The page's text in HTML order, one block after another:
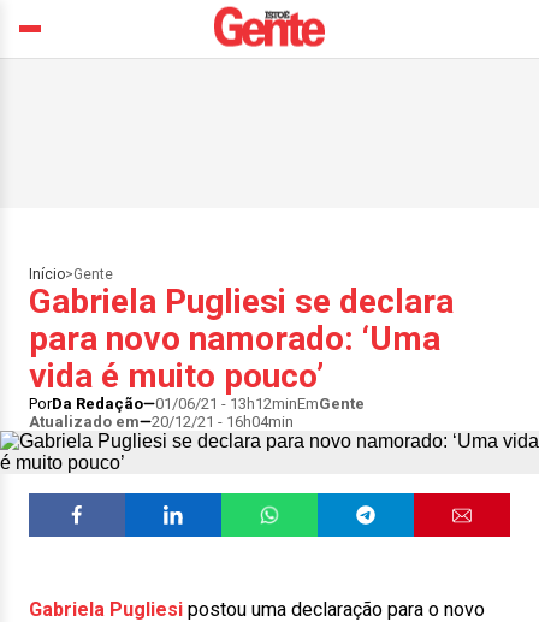
Início>Gente
Gabriela Pugliesi se declara
para novo namorado: ‘Uma
vida é muito pouco’
PorDa Redação 01/06/21 - 13h12minEmGente
Atualizado em
20/12/21 - 16h04min
Gabriela Pugliesi postou uma declaração para o novo